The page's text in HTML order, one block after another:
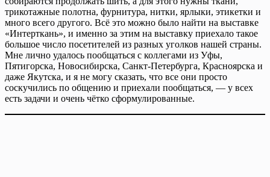
трикотажные полотна, фурнитура, нитки, ярлыки, этикетки и
много всего другого. Всё это можно было найти на выставке
«Интерткань», и именно за этим на выставку приехало такое
большое число посетителей из разных уголков нашей страны.
Мне лично удалось пообщаться с коллегами из Уфы,
Пятигорска, Новосибирска, Санкт-Петербурга, Красноярска и
даже Якутска, и я не могу сказать, что все они просто
соскучились по общению и приехали пообщаться, — у всех
есть задачи и очень чётко сформулированные.